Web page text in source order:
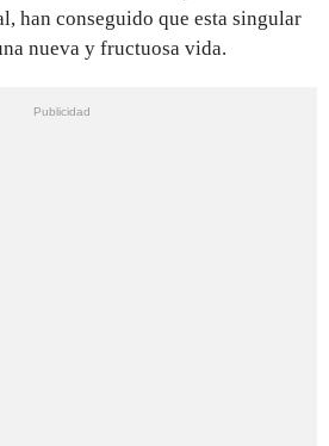
han conseguido que esta singular
nueva y fructuosa vida.